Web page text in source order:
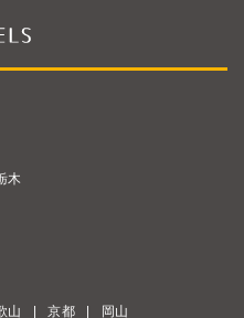
木
山 京都 岡山